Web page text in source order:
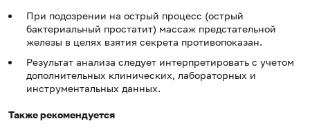
При подозрении на острый процесс (острый
бактериальный простатит) массаж предстательной
железы в целях взятия секрета противопоказан.
Результат анализа следует интерпретировать с учетом
дополнительных клинических, лабораторных и
инструментальных данных.
Также рекомендуется